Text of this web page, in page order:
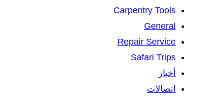
Carpentry Tools
General
Repair Service
Safari Trips
أخبار
اتصالات